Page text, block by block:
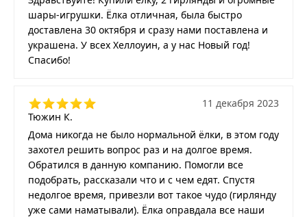
шары-игрушки. Ёлка отличная, была быстро
доставлена 30 октября и сразу нами поставлена и
украшена. У всех Хеллоуин, а у нас Новый год!
Спасибо!
Тюжин К.
11 декабря 2023
Дома никогда не было нормальной ёлки, в этом году
захотел решить вопрос раз и на долгое время.
Обратился в данную компанию. Помогли все
подобрать, рассказали что и с чем едят. Спустя
недолгое время, привезли вот такое чудо (гирлянду
уже сами наматывали). Ёлка оправдала все наши